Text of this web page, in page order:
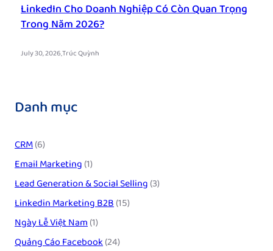
LinkedIn Cho Doanh Nghiệp Có Còn Quan Trọng
Trong Năm 2026?
July 30, 2026.Trúc Quỳnh
Danh mục
CRM(6)
Email Marketing(1)
Lead Generation & Social Selling(3)
Linkedin Marketing B2B(15)
Ngày Lễ Việt Nam(1)
Quảng Cáo Facebook(24)